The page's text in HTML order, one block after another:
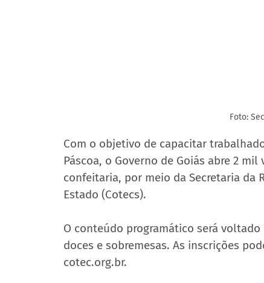
Foto:
Com o objetivo de capacitar
Páscoa, o Governo de Goiás abre 2
confeitaria, por meio da Secretaria da
Estado (Cotecs).
O conteúdo programático será
doces e sobremesas. As inscrições
cotec.org.br.